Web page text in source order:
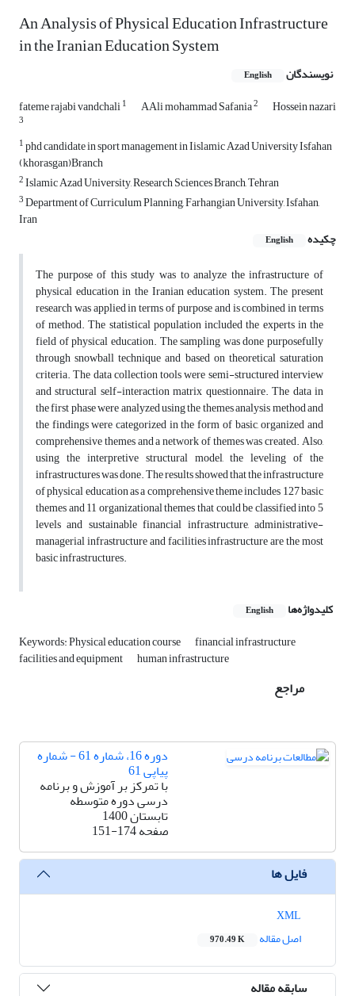
An Analysis of Physical Education Infrastructure
in the Iranian Education System
نویسندگان English
fateme rajabi vandchali1 AAli mohammad Safania2 Hossein nazari
3
1phd candidate in sport management in Iislamic Azad University Isfahan
(khorasgan)Branch
2Islamic Azad University, Research Sciences Branch, Tehran
3Department of Curriculum Planning, Farhangian University, Isfahan,
Iran
چکیده
English
The purpose of this study was to analyze the infrastructure of
physical education in the Iranian education system. The present
research was applied in terms of purpose and is combined in terms
of method. The statistical population included the experts in the
field of physical education. The sampling was done purposefully
through snowball technique and based on theoretical saturation
criteria. The data collection tools were semi-structured interview
and structural self-interaction matrix questionnaire. The data in
the first phase were analyzed using the themes analysis method and
the findings were categorized in the form of basic, organized and
comprehensive themes and a network of themes was created. Also,
using the interpretive structural model, the leveling of the
infrastructures was done. The results showed that the infrastructure
of physical education as a comprehensive theme includes 127 basic
themes and 11 organizational themes that could be classified into 5
levels and sustainable financial infrastructure, administrative-
managerial infrastructure and facilities infrastructure are the most
basic infrastructures.
کلیدواژه‌ها English
Keywords: Physical education course financial infrastructure
facilities and equipment human infrastructure
مراجع
دوره 16، شماره 61 - شماره
پیاپی 61
با تمرکز بر آموزش و برنامه
درسی دوره متوسطه
تابستان 1400
صفحه151-174
فایل ها
اصل مقاله
970.49 K
سابقه مقاله